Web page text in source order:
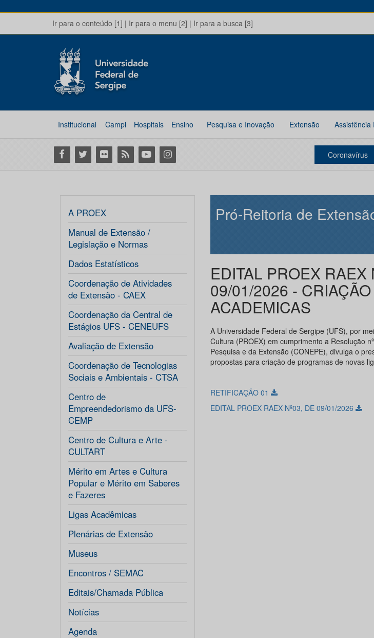
Ir para o conteúdo [1] | Ir para o menu [2] | Ir para a busca [3]
Institucional Campi Hospitais Ensino Pesquisa e Inovação Extensão Assistência
Facebook
Twitter Flickr RSS YoutubeInstagram Coronavírus
A PROEX
Manual de Extensão /
Legislação e Normas
Dados Estatísticos
Coordenação de Atividades
de Extensão - CAEX
Coordenação da Central de
Estágios UFS - CENEUFS
Avaliação de Extensão
Coordenação de Tecnologias
Sociais e Ambientais - CTSA
Centro de
Empreendedorismo da UFS-
CEMP
Centro de Cultura e Arte -
CULTART
Mérito em Artes e Cultura
Popular e Mérito em Saberes
e Fazeres
Ligas Acadêmicas
Plenárias de Extensão
Museus
Encontros / SEMAC
Editais/Chamada Pública
Notícias
Agenda
Pró-Reitoria de
EDITAL PROEX RAEX
09/01/2026 -
ACADEMICAS
A Universidade Federal de Sergipe (UFS), por
Cultura (PROEX) em cumprimento a Resolução
Pesquisa e da Extensão (CONEPE), divulga o
propostas para criação de programas de novas
RETIFICAÇÃO 01
EDITAL PROEX RAEX Nº03, DE 09/01/2026